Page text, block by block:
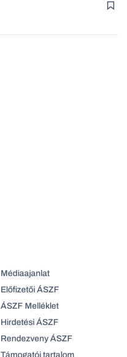
Médiaajanlat
Előfizetői ÁSZF
ÁSZF Melléklet
Hirdetési ÁSZF
Rendezveny ÁSZF
Támogatói tartalom